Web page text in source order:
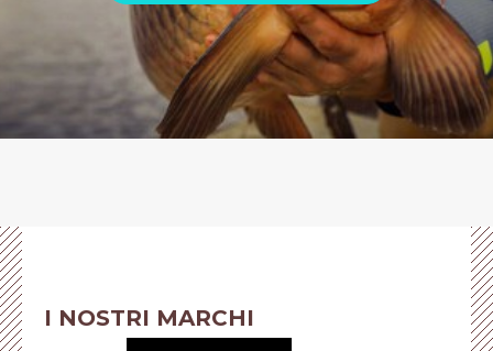
I NOSTRI MARCHI